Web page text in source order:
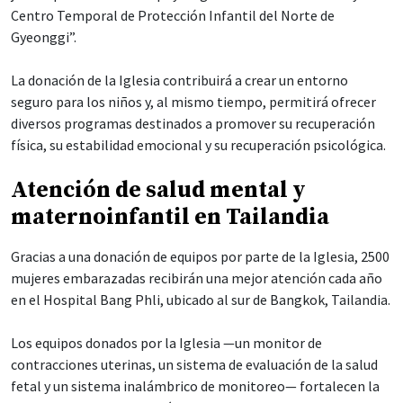
Centro Temporal de Protección Infantil del Norte de
Gyeonggi”.
La donación de la Iglesia contribuirá a crear un entorno
seguro para los niños y, al mismo tiempo, permitirá ofrecer
diversos programas destinados a promover su recuperación
física, su estabilidad emocional y su recuperación psicológica.
Atención de salud mental y
maternoinfantil en Tailandia
Gracias a una donación de equipos por parte de la Iglesia, 2500
mujeres embarazadas recibirán una mejor atención cada año
en el Hospital Bang Phli, ubicado al sur de Bangkok, Tailandia.
Los equipos donados por la Iglesia —un monitor de
contracciones uterinas, un sistema de evaluación de la salud
fetal y un sistema inalámbrico de monitoreo— fortalecen la